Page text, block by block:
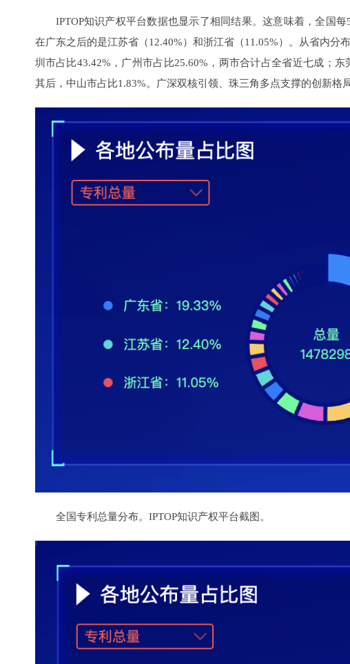
IPTOP知识产权平台数据也显示了相同结果。这意味着，全国
在广东之后的是江苏省（12.40%）和浙江省（11.05%）。从省内
圳市占比43.42%，广州市占比25.60%，两市合计占全省近七成；
其后，中山市占比1.83%。广深双核引领、珠三角多点支撑的创新格
全国专利总量分布。IPTOP知识产权平台截图。